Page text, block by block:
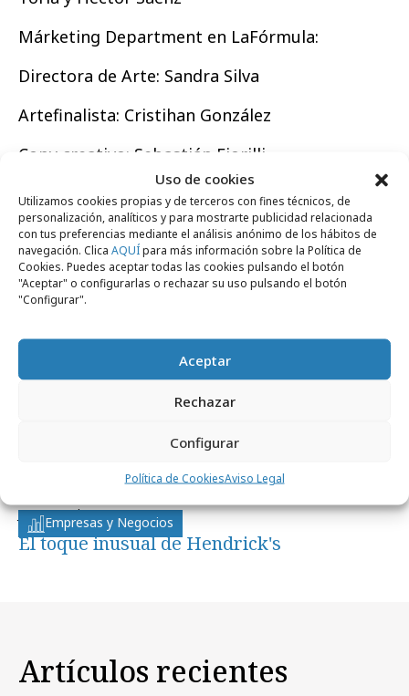
Uso de cookies
Utilizamos cookies propias y de terceros con fines técnicos, de
personalización, analíticos y para mostrarte publicidad relacionada
con tus preferencias mediante el análisis anónimo de los hábitos de
navegación. Clica AQUÍpara más información sobre la Política de
Cookies. Puedes aceptar todas las cookies pulsando el botón
"Aceptar" o configurarlas o rechazar su uso pulsando el botón
"Configurar".
Aceptar
Rechazar
Configurar
Política de CookiesAviso Legal
Márketing Department en LaFórmula:
Directora de Arte: Sandra Silva
Artefinalista: Cristihan González
Copy creativo: Sebastián Fiorilli
Director de cuentas: David Mata
Ejecutivo de cuentas: Marta Valdés
Comparte
Noticias Relacionadas
Empresas y Negocios
jueves, 22 de enero 2009
El toque inusual de Hendrick's
Artículos recientes